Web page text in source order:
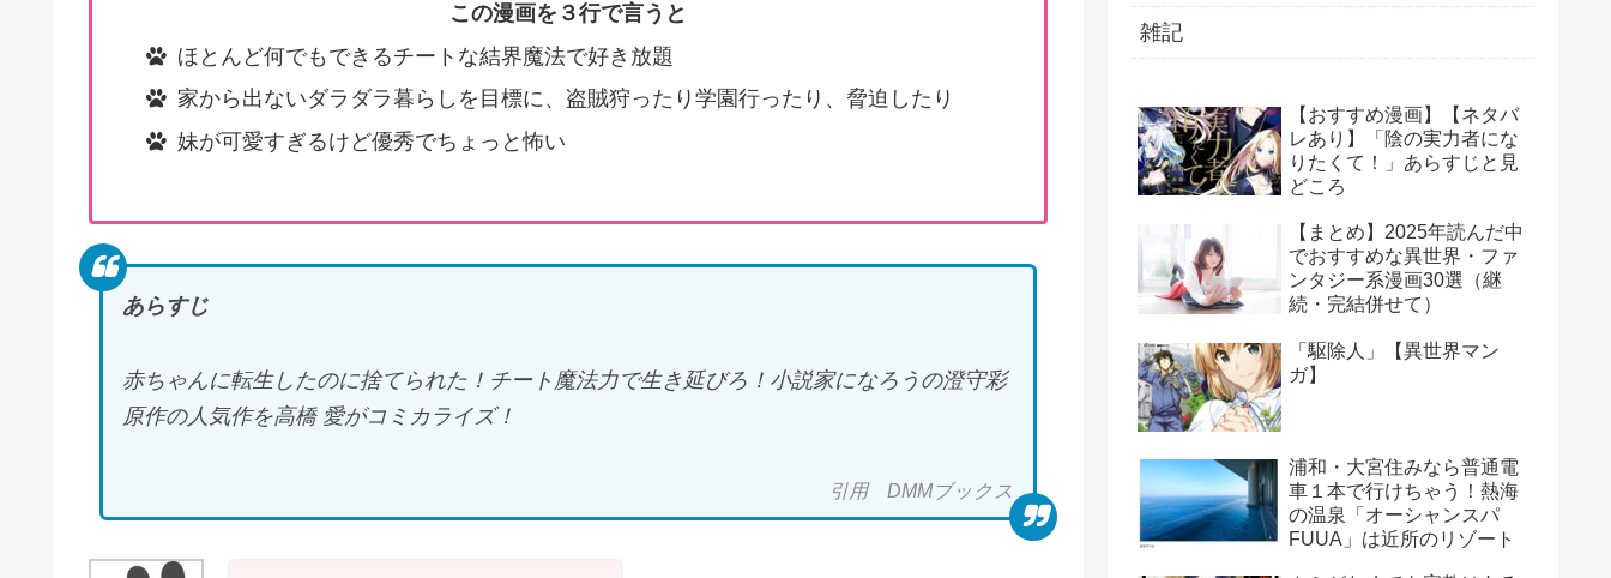
この漫画を３行で言うと
ほとんど何でもできるチートな結界魔法で好き放題
家から出ないダラダラ暮らしを目標に、盗賊狩ったり学園行ったり、脅迫したり
妹が可愛すぎるけど優秀でちょっと怖い
あらすじ
赤ちゃんに転生したのに捨てられた！チート魔法力で生き延びろ！小説家になろうの澄守彩
原作の人気作を高橋 愛がコミカライズ！
引用 DMMブックス
雑記
【おすすめ漫画】【ネタバ
レあり】「陰の実力者にな
りたくて！」あらすじと見
どころ
【まとめ】2025年読んだ中
でおすすめな異世界・ファ
ンタジー系漫画30選（継
続・完結併せて）
「駆除人」【異世界マン
ガ】
浦和・大宮住みなら普通電
車１本で行けちゃう！熱海
の温泉「オーシャンスパ
FUUA」は近所のリゾート